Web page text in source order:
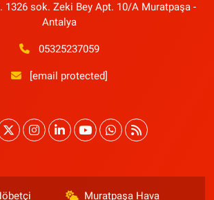
1326 sok. Zeki Bey Apt. 10/A Muratpaşa -
Antalya
05325237059
[email protected]
Muratpaşa Hava